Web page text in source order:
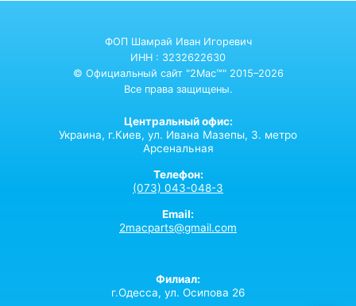
ФОП Шамрай Иван Игоревич
ИНН : 3232622630
© Официальный сайт "2Mac™" 2015–2026
Все права защищены.
Центральный офис:
Украина, г.Киев, ул. Ивана Мазепы, 3. метро
Арсенальная
Телефон:
(073) 043-048-3
Email:
2macparts@gmail.com
Филиал:
г.Одесса, ул. Осипова 26